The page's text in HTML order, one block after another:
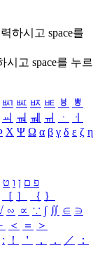
하시고 space를
시고 space를 누르
ㅴ ㅵ ㅶ ㅷ ㅸ
ㅹ
ㆉ ㆊ ㆋ ㆌ ㆍ
ㆎ
Χ Ψ Ω α β γ δ ε ζ η
פ ם ן ו ט
［ ］ ｛ ｝
∽ ∝ ∵ ∫ ∬ ∈ ∋
＜ ＝
＞
ː ！ ＇ ， ． ／
：